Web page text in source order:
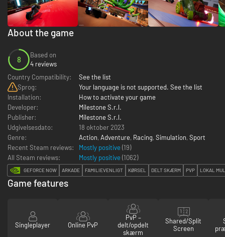
About the game
8
Based on
4 reviews
Country Compatibility:
See the list
Sprog:
Your language is not supported. See the list
Installation:
How to activate your game
Developer:
Milestone S.r.l.
Publisher:
Milestone S.r.l.
Udgivelsesdato:
18 oktober 2023
Genre:
Action, Adventure, Racing, Simulation, Sport
Recent Steam reviews:
Mostly positive (19)
All Steam reviews:
Mostly positive (1062)
GEFORCE NOW ARKADE FAMILIEVENLIGT KØRSEL DELT SKÆRM PVP LOKAL
Game features
Singleplayer Online PvP
PvP –
delt/opdelt
skærm
Shared/Split
Screen